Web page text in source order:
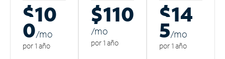
$10
0/mo
por 1 año
$110
/mo
por 1 año
$14
5/mo
por 1 año